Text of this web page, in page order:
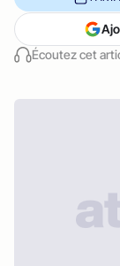
Écoutez cet